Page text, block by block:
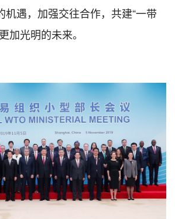
机遇，加强交往合作，共建“一带
加光明的未来。